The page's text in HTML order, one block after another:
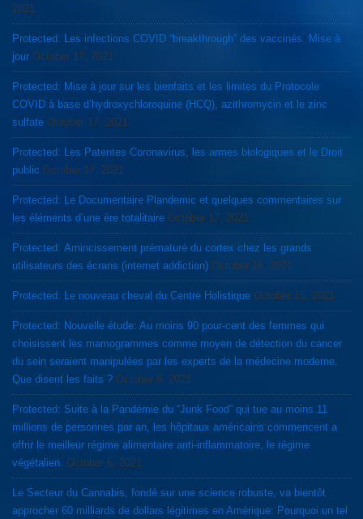
2021
Protected: Les infections COVID “breakthrough” des vaccinés. Mise à
jour October 17, 2021
Protected: Mise à jour sur les bienfaits et les limites du Protocole
COVID à base d’hydroxychloroquine (HCQ), azithromycin et le zinc
sulfate October 17, 2021
Protected: Les Patentes Coronavirus, les armes biologiques et le Droit
public October 17, 2021
Protected: Le Documentaire Plandemic et quelques commentaires sur
les éléments d’une ère totalitaire October 17, 2021
Protected: Amincissement prématuré du cortex chez les grands
utilisateurs des écrans (internet addiction) October 16, 2021
Protected: Le nouveau cheval du Centre Holistique October 15, 2021
Protected: Nouvelle étude: Au moins 90 pour-cent des femmes qui
choisissent les mamogrammes comme moyen de détection du cancer
du sein seraient manipulées par les experts de la médecine moderne.
Que disent les faits ? October 6, 2021
Protected: Suite à la Pandémie du “Junk Food” qui tue au moins 11
millions de personnes par an, les hôpitaux américains commencent a
offrir le meilleur régime alimentaire anti-inflammatoire, le régime
végétalien. October 6, 2021
Le Secteur du Cannabis, fondé sur une science robuste, va bientôt
approcher 60 milliards de dollars légitimes en Amérique: Pourquoi un tel